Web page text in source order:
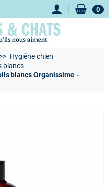
0
Hygiène chien
blancs
blancs Organissime -